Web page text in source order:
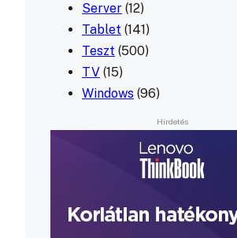
Server (12)
Tablet (141)
Teszt (500)
TV (15)
Windows (96)